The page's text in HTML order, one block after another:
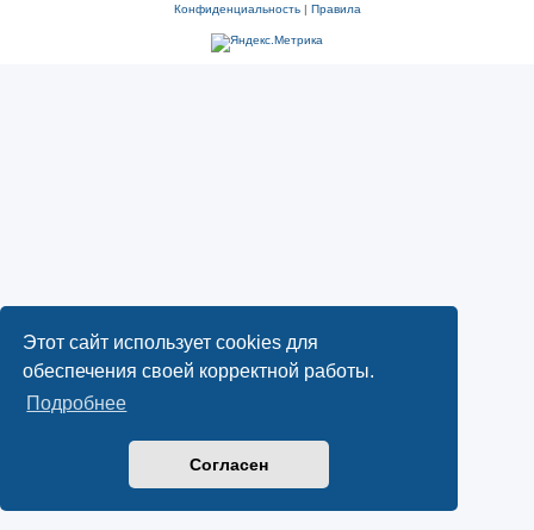
Этот сайт использует cookies для
обеспечения своей корректной работы.
Подробнее
Согласен
Конфиденциальность| Правила